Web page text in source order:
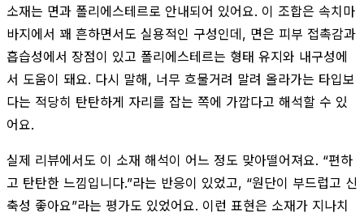
소재는 면과 폴리에스테르로 안내되어 있어요. 이 조합은 속치마
바지에서 꽤 흔하면서도 실용적인 구성인데, 면은 피부 접촉감과
흡습성에서 장점이 있고 폴리에스테르는 형태 유지와 내구성에
서 도움이 돼요. 다시 말해, 너무 흐물거려 말려 올라가는 타입보
다는 적당히 탄탄하게 자리를 잡는 쪽에 가깝다고 해석할 수 있
어요.
실제 리뷰에서도 이 소재 해석이 어느 정도 맞아떨어져요. “편하
고 탄탄한 느낌입니다.”라는 반응이 있었고, “원단이 부드럽고 신
축성 좋아요”라는 평가도 있었어요. 이런 표현은 소재가 지나치